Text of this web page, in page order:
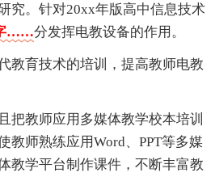
究。针对20xx年版高中信息技术
……分发挥电教设备的作用。
教育技术的培训，提高教师电教
把教师应用多媒体教学校本培训
教师熟练应用Word、PPT等多媒
教学平台制作课件，不断丰富教